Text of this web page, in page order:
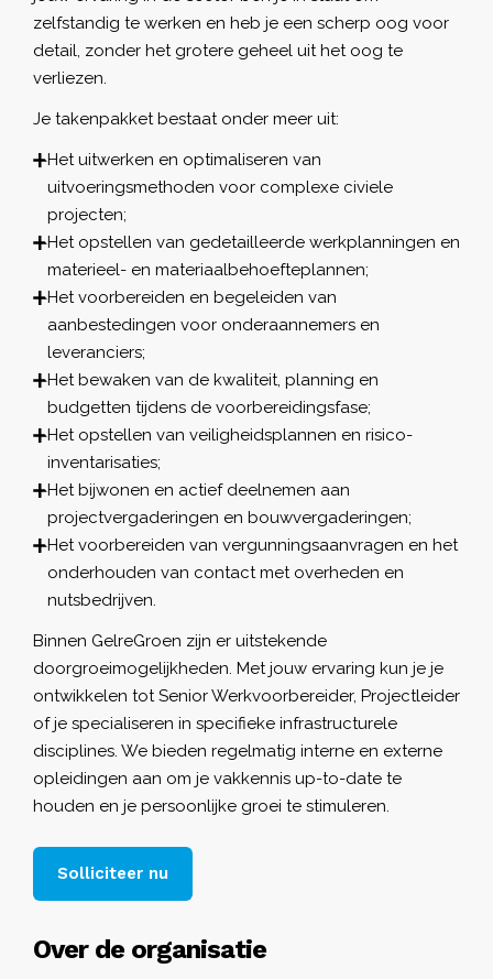
zelfstandig te werken en heb je een scherp oog voor
detail, zonder het grotere geheel uit het oog te
verliezen.
Je takenpakket bestaat onder meer uit:
Het uitwerken en optimaliseren van
uitvoeringsmethoden voor complexe civiele
projecten;
Het opstellen van gedetailleerde werkplanningen en
materieel- en materiaalbehoefteplannen;
Het voorbereiden en begeleiden van
aanbestedingen voor onderaannemers en
leveranciers;
Het bewaken van de kwaliteit, planning en
budgetten tijdens de voorbereidingsfase;
Het opstellen van veiligheidsplannen en risico-
inventarisaties;
Het bijwonen en actief deelnemen aan
projectvergaderingen en bouwvergaderingen;
Het voorbereiden van vergunningsaanvragen en het
onderhouden van contact met overheden en
nutsbedrijven.
Binnen GelreGroen zijn er uitstekende
doorgroeimogelijkheden. Met jouw ervaring kun je je
ontwikkelen tot Senior Werkvoorbereider, Projectleider
of je specialiseren in specifieke infrastructurele
disciplines. We bieden regelmatig interne en externe
opleidingen aan om je vakkennis up-to-date te
houden en je persoonlijke groei te stimuleren.
Solliciteer nu
Over de organisatie